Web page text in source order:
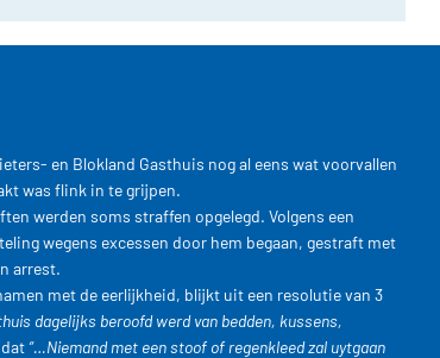
en Blokland Gasthuis nog al eens wat voorvallen
was flink in te grijpen.
werden soms straffen opgelegd. Volgens een
wegens excessen door hem begaan, gestraft met
arrest.
met de eerlijkheid, blijkt uit een resolutie van 3
dagelijks beroofd werd van bedden, kussens,
“…Niemand met een stoof of regenkleed zal uytgaan